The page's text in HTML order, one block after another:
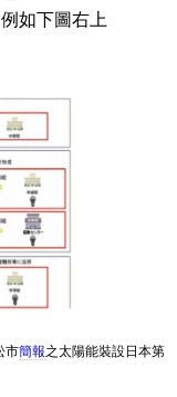
如下圖右上
市簡報之太陽能裝設日本第